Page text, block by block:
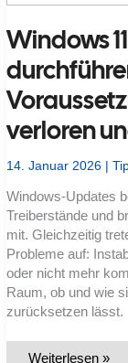
wie
Speicher
wirklich
ist
–
und
was
ihn
belegt?
Windows
verloren
14. Januar 2026 |
Windows-Updates
Treiberstände und
mit. Gleichzeitig
Probleme auf:
oder nicht mehr
Raum, ob und wie
zurücksetzen lässt.
Windows
Weiterlesen »